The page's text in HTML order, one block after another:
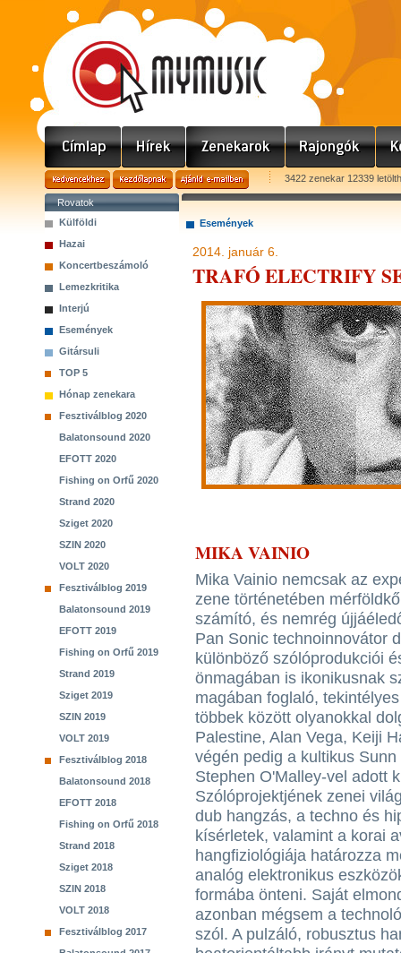
3422 zenekar 12339
Rovatok
Külföldi
Hazai
Koncertbeszámoló
Lemezkritika
Interjú
Események
Gitársuli
TOP 5
Hónap zenekara
Fesztiválblog 2020
Balatonsound 2020
EFOTT 2020
Fishing on Orfű 2020
Strand 2020
Sziget 2020
SZIN 2020
VOLT 2020
Fesztiválblog 2019
Balatonsound 2019
EFOTT 2019
Fishing on Orfű 2019
Strand 2019
Sziget 2019
SZIN 2019
VOLT 2019
Fesztiválblog 2018
Balatonsound 2018
EFOTT 2018
Fishing on Orfű 2018
Strand 2018
Sziget 2018
SZIN 2018
VOLT 2018
Fesztiválblog 2017
Események
2014. január 6.
TRAFÓ ELECTRIFY
MIKA VAINIO
Mika Vainio nemcsak az
zene történetében
számító, és nemrég
Pan Sonic technoinnovátor
különböző szólóprodukciói
önmagában is ikonikusnak
magában foglaló,
többek között olyanokkal
Palestine, Alan Vega, Keiji
végén pedig a kultikus
Stephen O'Malley-vel adott
Szólóprojektjének zenei
dub hangzás, a techno és
kísérletek, valamint a korai
hangfiziológiája határozza
analóg elektronikus
formába önteni. Saját
azonban mégsem a
szól. A pulzáló, robusztus